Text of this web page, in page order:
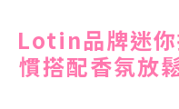
Lotin品牌迷你
慣搭配香氛放